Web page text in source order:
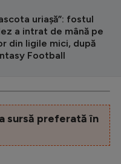
uriașă”: fostul
a intrat de mână pe
din ligile mici, după
Football
sursă preferată în